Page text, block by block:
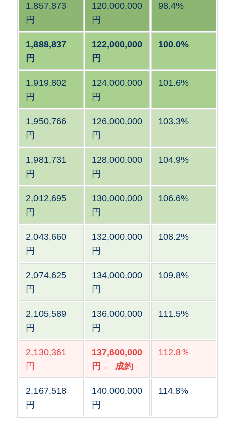
1,857,873
円
120,000,000
円
98.4%
1,888,837
円
122,000,000
円
100.0%
1,919,802
円
124,000,000
円
101.6%
1,950,766
円
126,000,000
円
103.3%
1,981,731
円
128,000,000
円
104.9%
2,012,695
円
130,000,000
円
106.6%
2,043,660
円
132,000,000
円
108.2%
2,074,625
円
134,000,000
円
109.8%
2,105,589
円
136,000,000
円
111.5%
2,130,361
円
137,600,000
円 ← 成約
112.8％
2,167,518
円
140,000,000
円
114.8%